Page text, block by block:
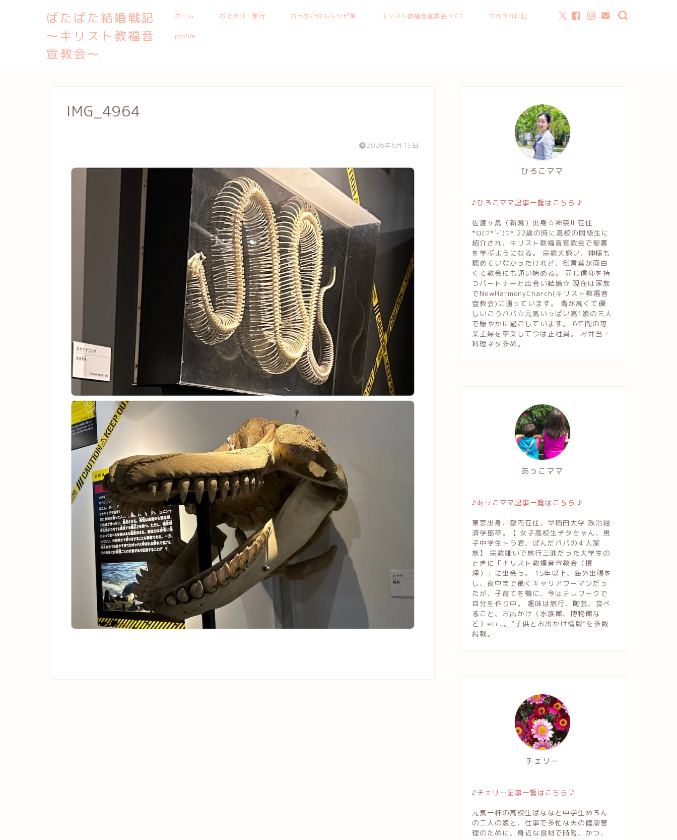
ばたばた結婚戦記
〜キリスト教福音
宣教会〜
ホーム おでかけ・旅行 おうちごはんレシピ集 キリスト教福音宣教会って? つれづれ日記
profile
IMG_4964
2026年6月15日
ひろこママ
♪ひろこママ記事一覧はこちら ♪
佐渡ヶ島（新潟）出身☆神奈川在住
*ଘ(੭*ˊᵕˋ)੭* 22歳の時に高校の同級生に
紹介され、キリスト教福音宣教会で聖書
を学ぶようになる。 宗教大嫌い、神様も
認めていなかったけれど、御言葉が面白
くて教会にも通い始める。 同じ信仰を持
つパートナーと出会い結婚☆ 現在は家族
でNewHarmonyCharch(キリスト教福音
宣教会)に通っています。 背が高くて優
しいごうパパ☆元気いっぱい高1娘の三人
で賑やかに過ごしています。 6年間の専
業主婦を卒業して今は正社員。 お弁当・
料理ネタ多め。
あっこママ
♪あっこママ記事一覧はこちら ♪
東京出身、都内在住、早稲田大学 政治経
済学部卒。【 女子高校生チタちゃん、男
子中学生トラ君、ぱんだパパの４人家
族】 宗教嫌いで旅行三昧だった大学生の
ときに「キリスト教福音宣教会（摂
理）」に出会う。 15年以上、海外出張を
し、夜中まで働くキャリアウーマンだっ
たが、子育てを機に、今はテレワークで
自分を作り中。 趣味は旅行、陶芸、食べ
ること、お出かけ（水族館、博物館な
ど）etc..。”子供とお出かけ情報”を多数
掲載。
チェリー
♪チェリー記事一覧はこちら ♪
元気一杯の高校生ばななと中学生めろん
の二人の娘と、仕事で多忙な夫の健康管
理のために、身近な食材で時短、かつ、